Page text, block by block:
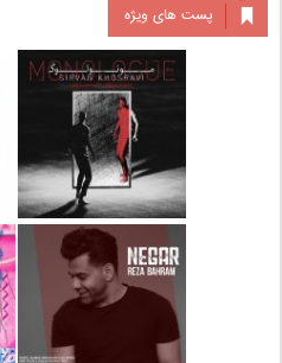
پست های ویژه
دانلود آلبوم جدید سیروان
خسروی بنام مونولوگ